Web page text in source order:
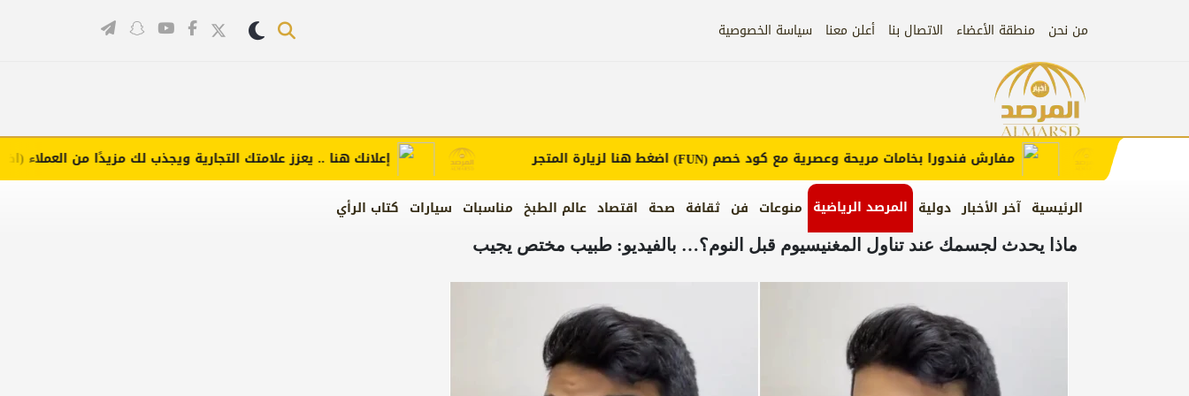
من نحن منطقة الأعضاء الاتصال بنا أعلن معنا سياسة الخصوصية
الرئيسية آخر الأخبار دولية المرصد الرياضية منوعات فن ثقافة صحة اقتصاد عالم الطبخ مناسبات سيارات كتاب الرأي
إعلانك هنا .. يعزز علامتك التجارية ويجذب لك مزيدًا من العملاء (اضغط مفارش فندورا بخامات مريحة وعصرية مع كود خصم(FUN)اضغط هنا لزيارة المتجر
ماذا يحدث لجسمك عند تناول المغنيسيوم قبل النوم؟… بالفيديو: طبيب مختص يجيب